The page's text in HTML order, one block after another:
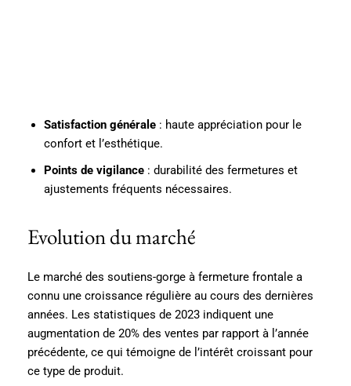
Satisfaction générale : haute appréciation pour le
confort et l’esthétique.
Points de vigilance : durabilité des fermetures et
ajustements fréquents nécessaires.
Evolution du marché
Le marché des soutiens-gorge à fermeture frontale a
connu une croissance régulière au cours des dernières
années. Les statistiques de 2023 indiquent une
augmentation de 20% des ventes par rapport à l’année
précédente, ce qui témoigne de l’intérêt croissant pour
ce type de produit.